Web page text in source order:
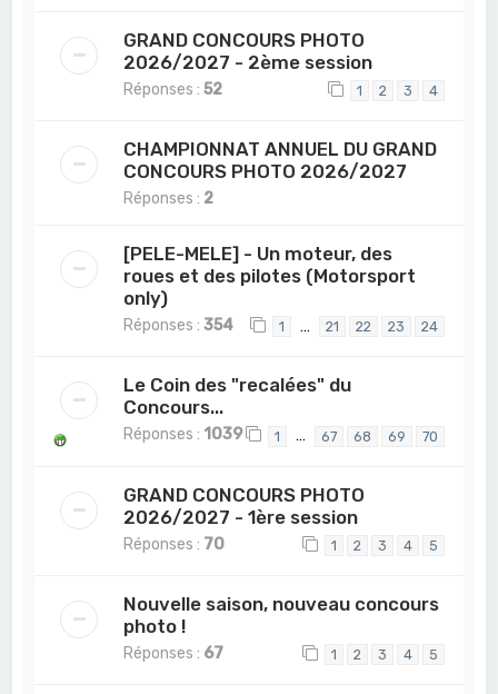
GRAND CONCOURS PHOTO
2026/2027 - 2ème session
Réponses :52 1 2 3 4
CHAMPIONNAT ANNUEL DU GRAND
CONCOURS PHOTO 2026/2027
Réponses : 2
[PELE-MELE] - Un moteur, des
roues et des pilotes (Motorsport
only)
Réponses :354 1 … 21 22 23 24
Le Coin des "recalées" du
Concours...
Réponses : 1039 1 … 67 68 69 70
GRAND CONCOURS PHOTO
2026/2027 - 1ère session
Réponses : 70 1 2 3 4 5
Nouvelle saison, nouveau concours
photo !
Réponses : 67 1 2 3 4 5